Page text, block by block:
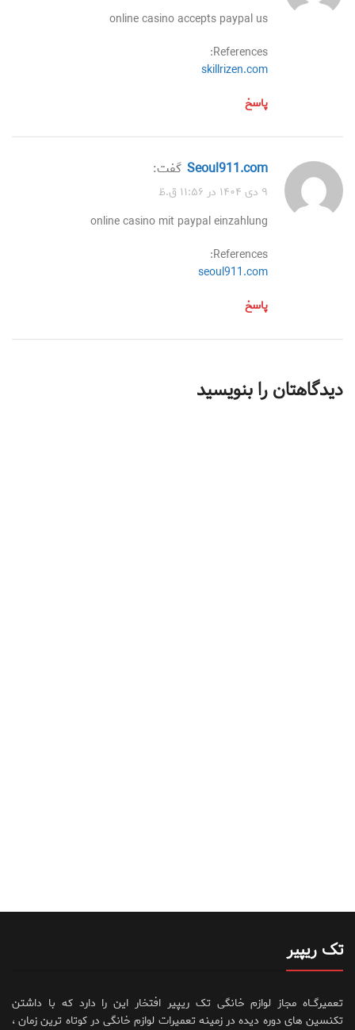
online casino accepts paypal us
References:
skillrizen.com
پاسخ
seoul911.com گفت:
۹ دی ۱۴۰۴ در ۱۱:۵۶ ق.ظ
online casino mit paypal einzahlung
References:
seoul911.com
پاسخ
دیدگاهتان را بنویسید
تک ریپیر
تعمیرگــاه مجاز لوازم خانگی تک ریپیر افتخار این را دارد که با داشتن
تکنسین های دوره دیده در زمینه تعمیرات لوازم خانگی در کوتاه ترین زمان ،